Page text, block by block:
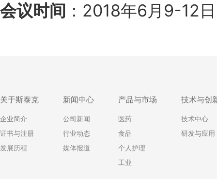
会议时间 ：2018年6月9-12日
关于斯泰克
企业简介
证书与注册
发展历程
新闻中心
公司新闻
行业动态
媒体报道
产品与市场
医药
食品
个人护理
工业
技术与创
技术中心
研发与应用